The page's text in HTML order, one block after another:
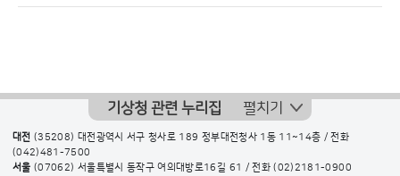
기상청 관련 누리집 펼치기
대전 (35208) 대전광역시 서구 청사로 189 정부대전청사 1동 11~14층 / 전화
(042)481-7500
서울 (07062) 서울특별시 동작구 여의대방로16길 61 / 전화(02)2181-0900